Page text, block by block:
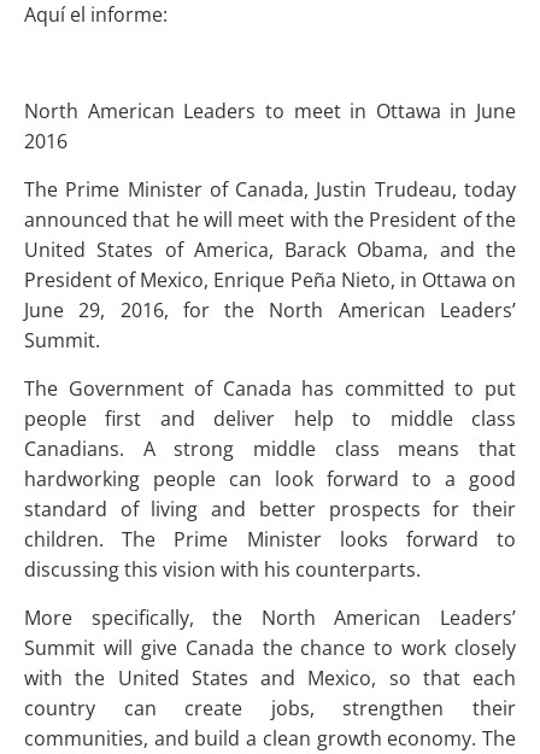
Aquí el informe:
North American Leaders to meet in Ottawa in June
2016
The Prime Minister of Canada, Justin Trudeau, today
announced that he will meet with the President of the
United States of America, Barack Obama, and the
President of Mexico, Enrique Peña Nieto, in Ottawa on
June 29, 2016, for the North American Leaders’
Summit.
The Government of Canada has committed to put
people first and deliver help to middle class
Canadians. A strong middle class means that
hardworking people can look forward to a good
standard of living and better prospects for their
children. The Prime Minister looks forward to
discussing this vision with his counterparts.
More specifically, the North American Leaders’
Summit will give Canada the chance to work closely
with the United States and Mexico, so that each
country can create jobs, strengthen their
communities, and build a clean growth economy. The